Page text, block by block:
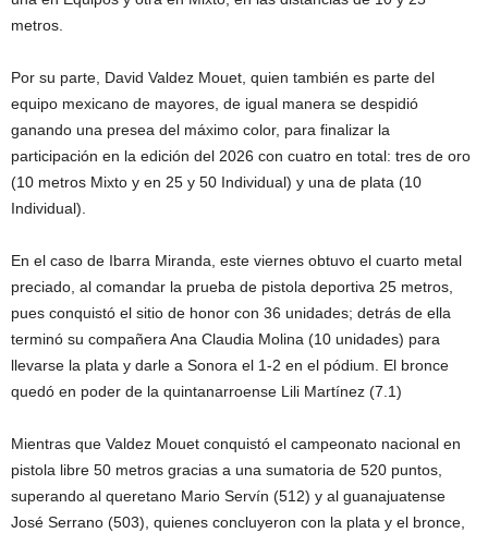
metros.
Por su parte, David Valdez Mouet, quien también es parte del
equipo mexicano de mayores, de igual manera se despidió
ganando una presea del máximo color, para finalizar la
participación en la edición del 2026 con cuatro en total: tres de oro
(10 metros Mixto y en 25 y 50 Individual) y una de plata (10
Individual).
En el caso de Ibarra Miranda, este viernes obtuvo el cuarto metal
preciado, al comandar la prueba de pistola deportiva 25 metros,
pues conquistó el sitio de honor con 36 unidades; detrás de ella
terminó su compañera Ana Claudia Molina (10 unidades) para
llevarse la plata y darle a Sonora el 1-2 en el pódium. El bronce
quedó en poder de la quintanarroense Lili Martínez (7.1)
Mientras que Valdez Mouet conquistó el campeonato nacional en
pistola libre 50 metros gracias a una sumatoria de 520 puntos,
superando al queretano Mario Servín (512) y al guanajuatense
José Serrano (503), quienes concluyeron con la plata y el bronce,